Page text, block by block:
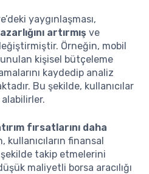
yaygınlaşması,
artırmış ve
Örneğin, mobil
kişisel bütçeleme
kaydedip analiz
Bu şekilde, kullanıcılar
fırsatlarını daha
kullanıcıların finansal
takip etmelerini
maliyetli borsa aracılığı